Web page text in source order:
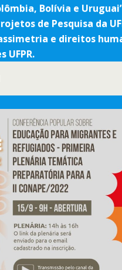
Bolívia e
de Pesquisa da
e direitos
UFPR.